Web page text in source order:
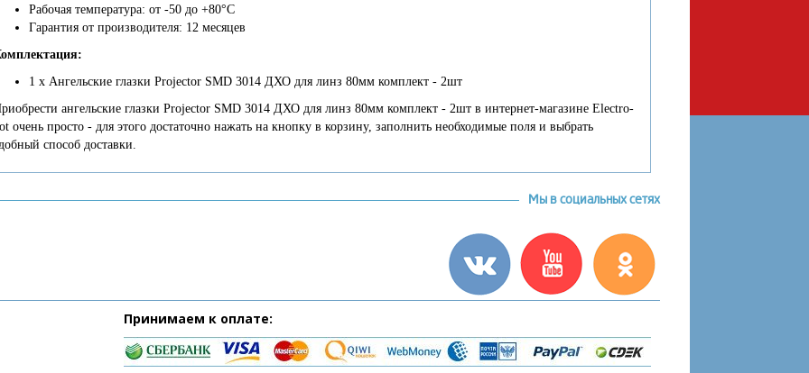
Рабочая температура: от -50 до +80°С
Гарантия от производителя: 12 месяцев
1 х Ангельские глазки Projector SMD 3014 ДХО для линз 80мм комплект - 2шт
ангельские глазки Projector SMD 3014 ДХО для линз 80мм комплект - 2шт в интернет-магазине Electro-
очень просто - для этого достаточно нажать на кнопку в корзину, заполнить необходимые поля и выбрать
способ доставки.
Мы в социальных сетях
Принимаем к оплате: